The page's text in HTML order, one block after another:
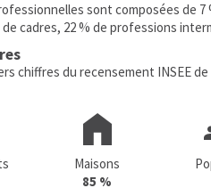
sont composées de
cadres, 22 % de professions
chiffres du recensement INSEE de
Maisons
85 %